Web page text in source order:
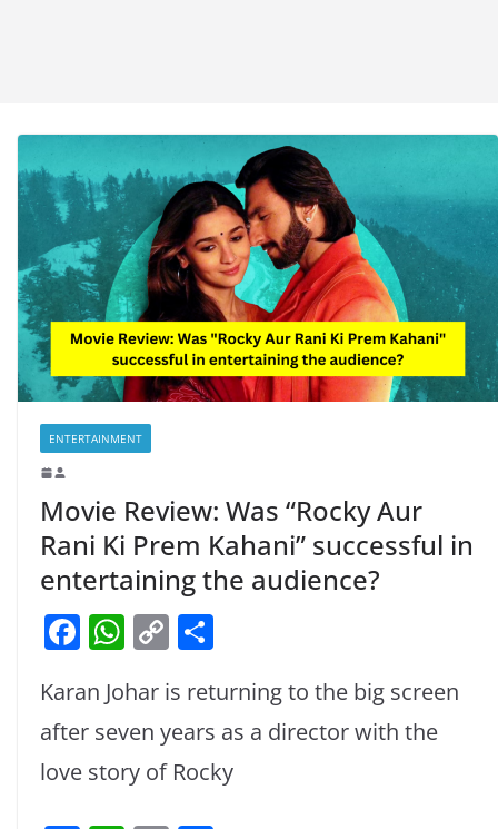
ENTERTAINMENT
Movie Review: Was “Rocky Aur
Rani Ki Prem Kahani” successful in
entertaining the audience?
F
c
e
b
W
at
s
A
C
p
y
Li
ar
e
Karan Johar is returning to the big screen
after seven years as a director with the
love story of Rocky